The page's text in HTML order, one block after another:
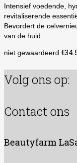
Intensief voedende,
revitaliserende
Bevordert de
van de huid.
niet gewaardeerd €
Volg ons op:
Contact ons
Beautyfarm